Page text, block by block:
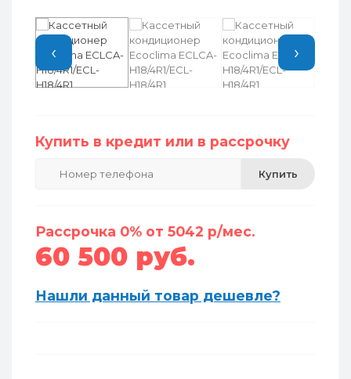
‹ ›
Купить в кредит или в рассрочку
Купить
Рассрочка 0% от 5042 р/мес.
60 500 руб.
Нашли данный товар дешевле?